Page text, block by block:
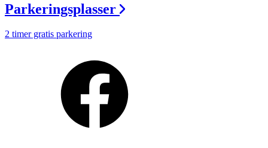
Parkeringsplasser
2 timer gratis parkering